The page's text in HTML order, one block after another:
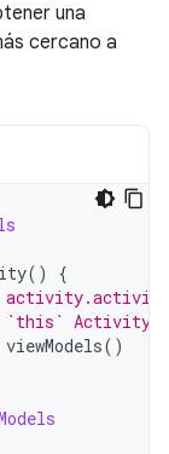
una
cercano a
()
{
`this` Activity
viewModels()